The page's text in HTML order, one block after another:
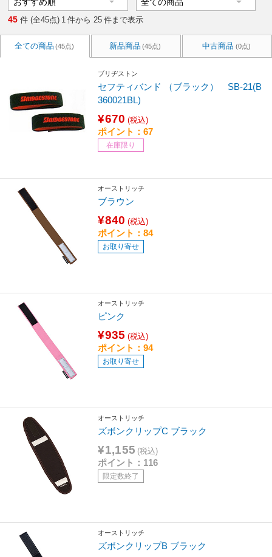
45 件 (全45点) 1 件から 25 件まで表示
全ての商品 (45点) 新品商品 (45点) 中古商品 (0点)
ブリヂストン
セフティバンド （ブラック） SB-21(B
360021BL)
¥670 (税込)
ポイント：67
在庫限り
オーストリッチ
ブラウン
¥840 (税込)
ポイント：84
お取り寄せ
オーストリッチ
ピンク
¥935 (税込)
ポイント：94
お取り寄せ
オーストリッチ
ズボンクリップC ブラック
¥1,155 (税込)
ポイント：116
限定数終了
オーストリッチ
ズボンクリップB ブラック